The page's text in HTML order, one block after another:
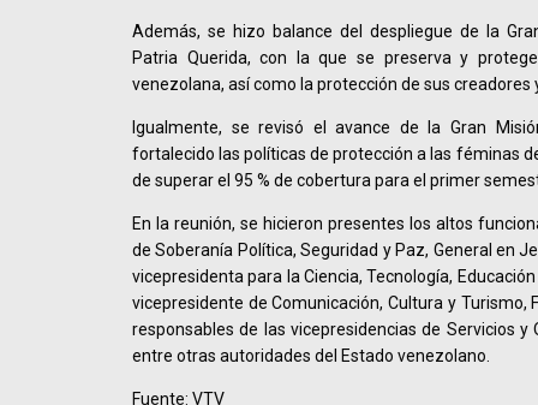
Además, se hizo balance del despliegue de la
Patria Querida, con la que se preserva y
venezolana, así como la protección de sus creadores
Igualmente, se revisó el avance de la Gran
fortalecido las políticas de protección a las féminas
de superar el 95 % de cobertura para el primer
En la reunión, se hicieron presentes los altos
de Soberanía Política, Seguridad y Paz, General en
vicepresidenta para la Ciencia, Tecnología,
vicepresidente de Comunicación, Cultura y Turismo,
responsables de las vicepresidencias de Servicios y
entre otras autoridades del Estado venezolano.
Fuente: VTV